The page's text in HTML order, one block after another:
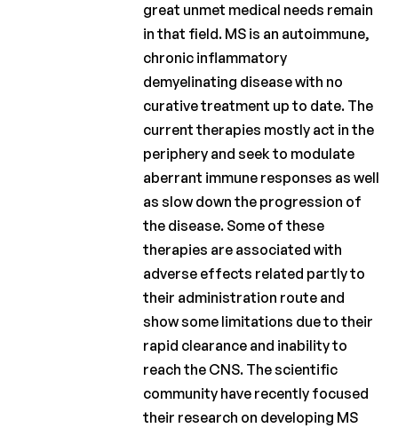
Wetenschappelijke
nieuwsbrieven
great unmet medical needs remain
in that field. MS is an autoimmune,
chronic inflammatory
demyelinating disease with no
curative treatment up to date. The
current therapies mostly act in the
periphery and seek to modulate
aberrant immune responses as well
as slow down the progression of
the disease. Some of these
therapies are associated with
adverse effects related partly to
their administration route and
show some limitations due to their
rapid clearance and inability to
reach the CNS. The scientific
community have recently focused
their research on developing MS